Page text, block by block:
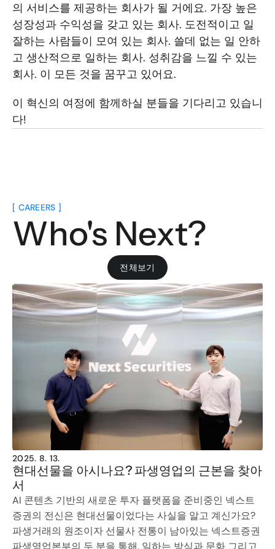
의 서비스를 제공하는 회사가 될 거에요. 가장 높은
성장성과 수익성을 갖고 있는 회사. 도전적이고 일
잘하는 사람들이 모여 있는 회사. 쓸데 없는 일 안하
고 생산적으로 일하는 회사. 성취감을 느낄 수 있는
회사. 이 모든 것을 꿈꾸고 있어요.
이 혁신의 여정에 함께하실 분들을 기다리고 있습니
다!
[ CAREERS ]
Who's Next?
전체보기
2025. 8. 13.
현대선물을 아시나요? 파생영업의 근본을 찾아
서
AI 콘텐츠 기반의 새로운 투자 플랫폼을 준비중인 넥스트
증권의 전신은 현대선물이었다는 사실을 알고 계신가요?
파생거래의 원조이자 선물사 전통이 남아있는 넥스트증권
파생영업본부의 두 분을 통해, 일하는 방식과 문화 그리고